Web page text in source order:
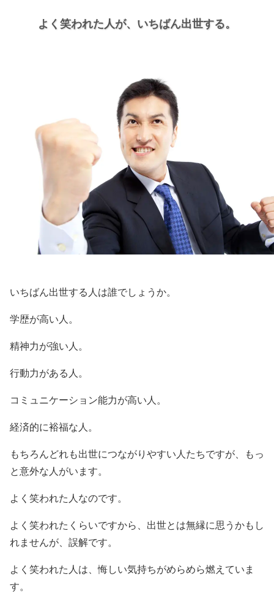
よく笑われた人が、 いちばん出世する。
いちばん出世する人は誰でしょうか。
学歴が高い人。
精神力が強い人。
行動力がある人。
コミュニケーション能力が高い人。
経済的に裕福な人。
もちろんどれも出世につながりやすい人たちですが、もっ
と意外な人がいます。
よく笑われた人なのです。
よく笑われたくらいですから、出世とは無縁に思うかもし
れませんが、誤解です。
よく笑われた人は、悔しい気持ちがめらめら燃えていま
す。